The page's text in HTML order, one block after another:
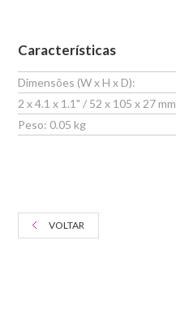
Características
Dimensões (W x H x D):
2 x 4.1 x 1.1" / 52 x 105 x 27 mm
Peso: 0.05 kg
VOLTAR